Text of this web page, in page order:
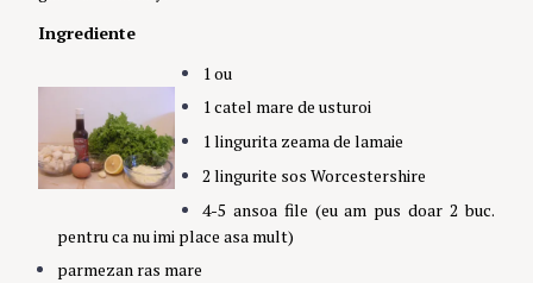
Ingrediente
1 ou
1 catel mare de usturoi
1 lingurita zeama de lamaie
2 lingurite sos Worcestershire
4-5 ansoa file (eu am pus doar 2 buc.
pentru ca nu imi place asa mult)
parmezan ras mare